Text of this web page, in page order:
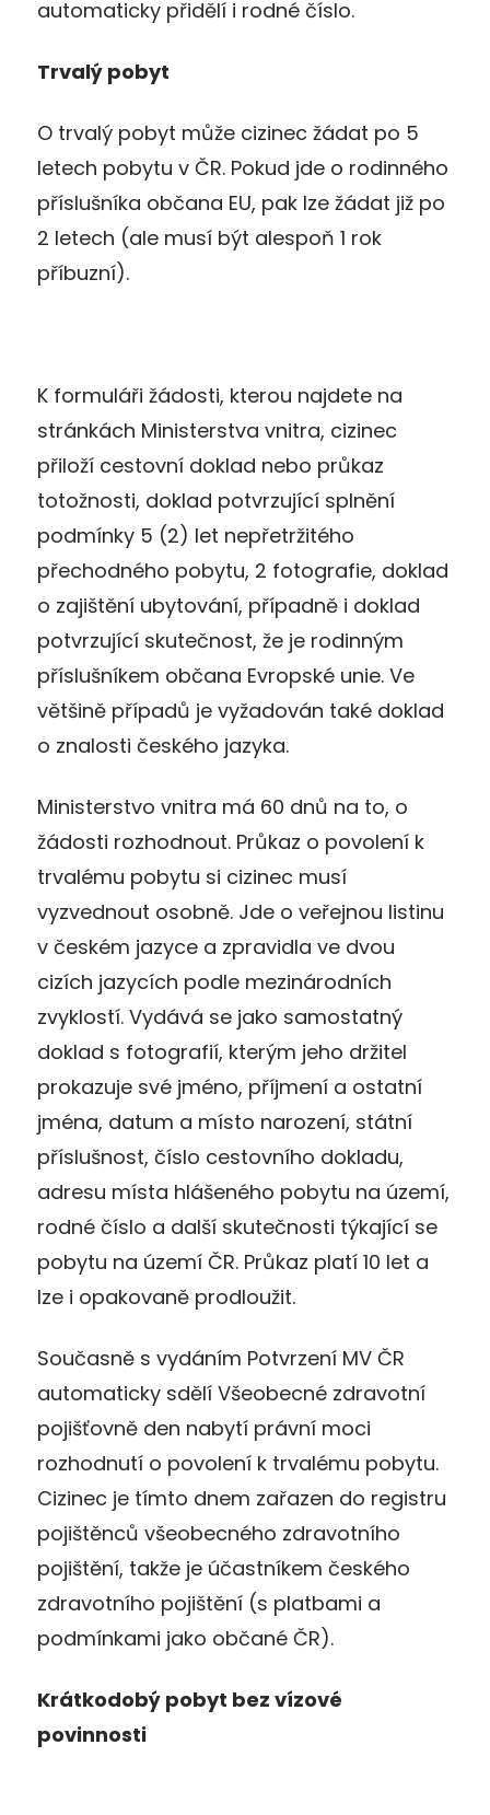
automaticky přidělí i rodné číslo.
Trvalý pobyt
O trvalý pobyt může cizinec žádat po 5
letech pobytu v ČR. Pokud jde o rodinného
příslušníka občana EU, pak lze žádat již po
2 letech (ale musí být alespoň 1 rok
příbuzní).
K formuláři žádosti, kterou najdete na
stránkách Ministerstva vnitra, cizinec
přiloží cestovní doklad nebo průkaz
totožnosti, doklad potvrzující splnění
podmínky 5 (2) let nepřetržitého
přechodného pobytu, 2 fotografie, doklad
o zajištění ubytování, případně i doklad
potvrzující skutečnost, že je rodinným
příslušníkem občana Evropské unie. Ve
většině případů je vyžadován také doklad
o znalosti českého jazyka.
Ministerstvo vnitra má 60 dnů na to, o
žádosti rozhodnout. Průkaz o povolení k
trvalému pobytu si cizinec musí
vyzvednout osobně. Jde o veřejnou listinu
v českém jazyce a zpravidla ve dvou
cizích jazycích podle mezinárodních
zvyklostí. Vydává se jako samostatný
doklad s fotografií, kterým jeho držitel
prokazuje své jméno, příjmení a ostatní
jména, datum a místo narození, státní
příslušnost, číslo cestovního dokladu,
adresu místa hlášeného pobytu na území,
rodné číslo a další skutečnosti týkající se
pobytu na území ČR. Průkaz platí 10 let a
lze i opakovaně prodloužit.
Současně s vydáním Potvrzení MV ČR
automaticky sdělí Všeobecné zdravotní
pojišťovně den nabytí právní moci
rozhodnutí o povolení k trvalému pobytu.
Cizinec je tímto dnem zařazen do registru
pojištěnců všeobecného zdravotního
pojištění, takže je účastníkem českého
zdravotního pojištění (s platbami a
podmínkami jako občané ČR).
Krátkodobý pobyt bez vízové
povinnosti